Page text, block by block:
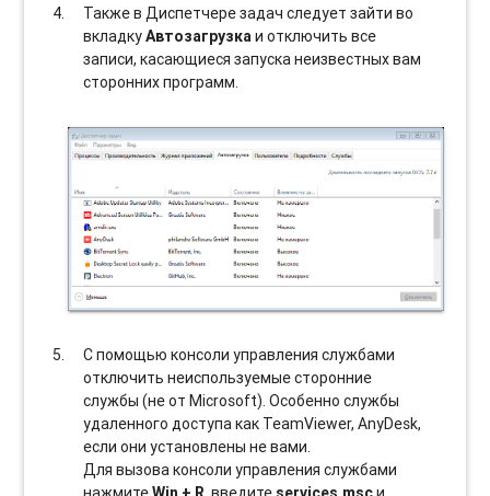
Также в Диспетчере задач следует зайти во
вкладкуАвтозагрузкаи отключить все
записи, касающиеся запуска неизвестных вам
сторонних программ.
С помощью консоли управления службами
отключить неиспользуемые сторонние
службы (не от Microsoft). Особенно службы
удаленного доступа как TeamViewer, AnyDesk,
если они установлены не вами.
Для вызова консоли управления службами